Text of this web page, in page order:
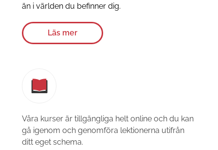
än i världen du befinner dig.
Läs mer
Våra kurser är tillgängliga helt online och du kan
gå igenom och genomföra lektionerna utifrån
ditt eget schema.